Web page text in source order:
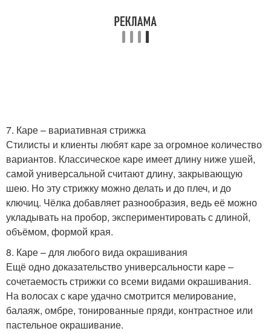
7. Каре – вариативная стрижка
Стилисты и клиенты любят каре за огромное количество
вариантов. Классическое каре имеет длину ниже ушей,
самой универсальной считают длину, закрывающую
шею. Но эту стрижку можно делать и до плеч, и до
ключиц. Чёлка добавляет разнообразия, ведь её можно
укладывать на пробор, экспериментировать с длиной,
объёмом, формой края.
8. Каре – для любого вида окрашивания
Ещё одно доказательство универсальности каре –
сочетаемость стрижки со всеми видами окрашивания.
На волосах с каре удачно смотрится мелирование,
балаяж, омбре, тонированные пряди, контрастное или
пастельное окрашивание.